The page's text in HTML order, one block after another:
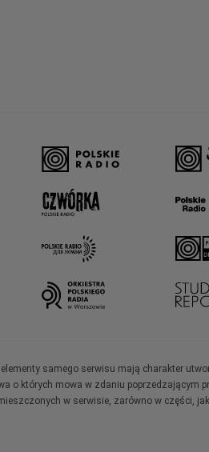
samego serwisu mają charakter
o których mowa w zdaniu poprzedzającym
w serwisie, zarówno w części,